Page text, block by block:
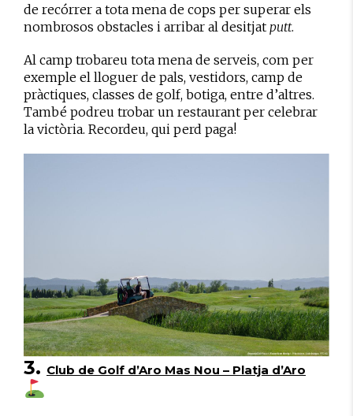
de recórrer a tota mena de cops per superar els
nombrosos obstacles i arribar al desitjat putt.
Al camp trobareu tota mena de serveis, com per
exemple el lloguer de pals, vestidors, camp de
pràctiques, classes de golf, botiga, entre d’altres.
També podreu trobar un restaurant per celebrar
la victòria. Recordeu, qui perd paga!
3. Club de Golf d’Aro Mas Nou – Platja d’Aro